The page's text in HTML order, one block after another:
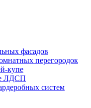
фасадов
перегородок
купе
ЛДСП
систем